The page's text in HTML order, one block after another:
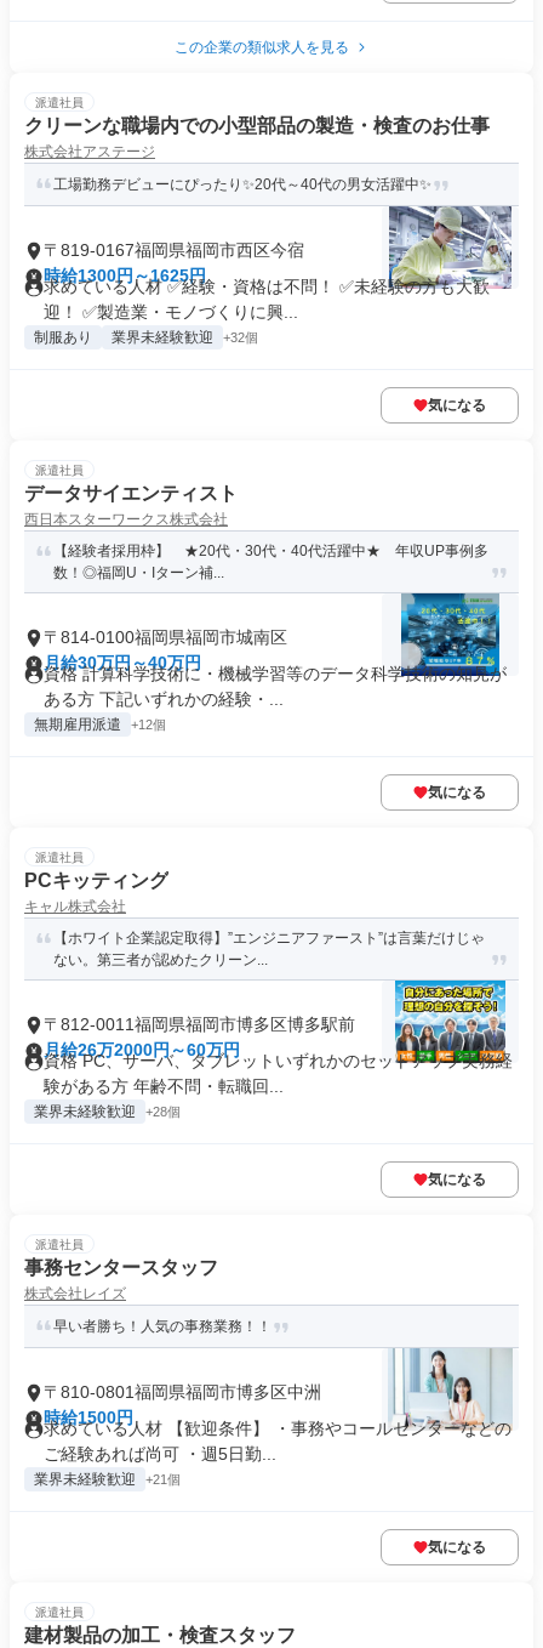
この企業の類似求人を見る
派遣社員
クリーンな職場内での小型部品の製造・検査のお仕事
株式会社アステージ
工場勤務デビューにぴったり✨20代～40代の男女活躍中✨
〒819-0167福岡県福岡市西区今宿
時給1300円～1625円
求めている人材 ✅経験・資格は不問！ ✅未経験の方も大歓
迎！ ✅製造業・モノづくりに興...
制服あり 業界未経験歓迎 +32個
気になる
派遣社員
データサイエンティスト
西日本スターワークス株式会社
【経験者採用枠】 ★20代・30代・40代活躍中★ 年収UP事例多
数！◎福岡U・Iターン補...
〒814-0100福岡県福岡市城南区
月給30万円～40万円
資格 計算科学技術に・機械学習等のデータ科学技術の知見が
ある方 下記いずれかの経験・...
無期雇用派遣 +12個
気になる
派遣社員
PCキッティング
キャル株式会社
【ホワイト企業認定取得】”エンジニアファースト”は言葉だけじゃ
ない。第三者が認めたクリーン...
〒812-0011福岡県福岡市博多区博多駅前
月給26万2000円～60万円
資格 PC、サーバ、タブレットいずれかのセットアップ実務経
験がある方 年齢不問・転職回...
業界未経験歓迎 +28個
気になる
派遣社員
事務センタースタッフ
株式会社レイズ
早い者勝ち！人気の事務業務！！
〒810-0801福岡県福岡市博多区中洲
時給1500円
求めている人材 【歓迎条件】 ・事務やコールセンターなどの
ご経験あれば尚可 ・週5日勤...
業界未経験歓迎 +21個
気になる
派遣社員
建材製品の加工・検査スタッフ